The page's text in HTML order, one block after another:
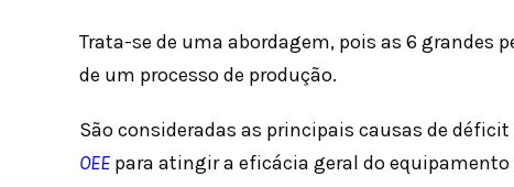
Trata-se de uma abordagem, pois as 6 grandes
de um processo de produção.
São consideradas as principais causas de
OEE para atingir a eficácia geral do